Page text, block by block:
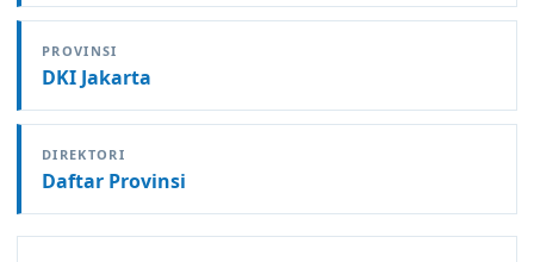
PROVINSI
DKI Jakarta
DIREKTORI
Daftar Provinsi